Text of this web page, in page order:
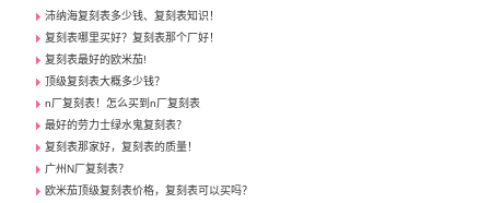
沛纳海复刻表多少钱、复刻表知识！
复刻表哪里买好？复刻表那个厂好！
复刻表最好的欧米茄!
顶级复刻表大概多少钱？
n厂复刻表！怎么买到n厂复刻表
最好的劳力士绿水鬼复刻表？
复刻表那家好，复刻表的质量！
广州N厂复刻表？
欧米茄顶级复刻表价格，复刻表可以买吗？